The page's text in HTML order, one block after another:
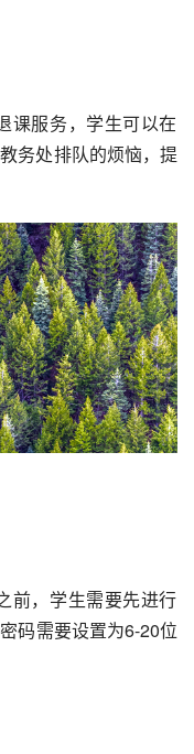
务处排队的烦恼，提
码需要设置为6-20位